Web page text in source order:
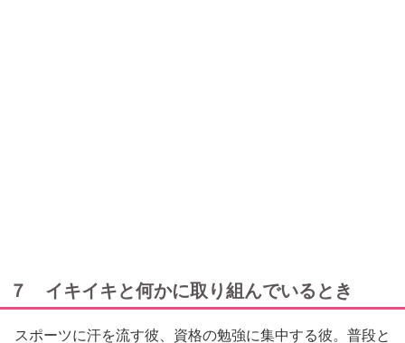
７ イキイキと何かに取り組んでいるとき
スポーツに汗を流す彼、資格の勉強に集中する彼。普段と